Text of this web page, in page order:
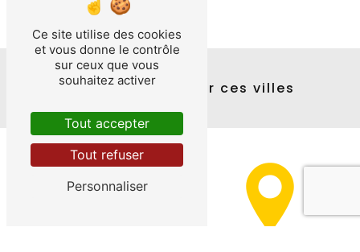
Nos interventions sur ces villes
Ce site utilise des cookies
et vous donne le contrôle
sur ceux que vous
souhaitez activer
Tout accepter
Tout refuser
Personnaliser